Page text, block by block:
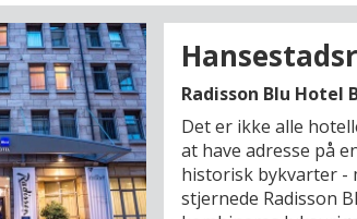
Radisson Blu Hotel
Det er ikke alle
at have adresse på
historisk bykvarter -
stjernede Radisson